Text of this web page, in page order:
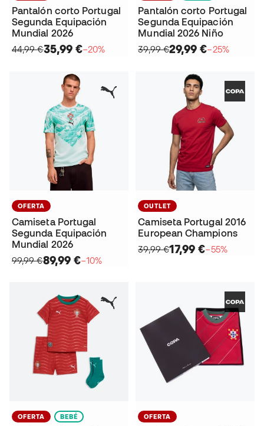
Pantalón corto Portugal
Segunda Equipación
Mundial 2026
44,99 €35,99 €−20%
Pantalón corto Portugal
Segunda Equipación
Mundial 2026 Niño
39,99 €29,99 €−25%
OFERTA
Camiseta Portugal
Segunda Equipación
Mundial 2026
99,99 €89,99 €−10%
OUTLET
Camiseta Portugal 2016
European Champions
39,99 €17,99 €−55%
OFERTA BEBÉ OFERTA